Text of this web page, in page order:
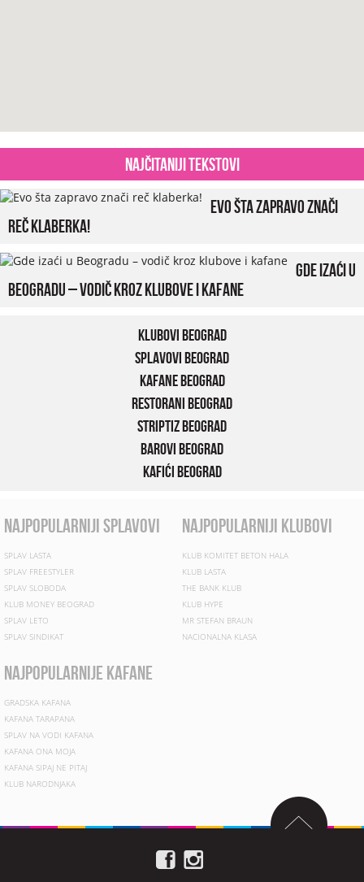
Najčitaniji tekstovi
Evo šta zapravo znači
reč klaberka!
Gde izaći u
Beogradu – vodič kroz klubove i kafane
Klubovi Beograd
Splavovi Beograd
Kafane Beograd
Restorani Beograd
Striptiz Beograd
Barovi Beograd
Kafići Beograd
najpopularniji splavovi
SPLAV LASTA
SPLAV FREESTYLER
SPLAV SLOBODA
KLUB MONEY BEOGRAD
SPLAV LETO
SPLAV SINDIKAT
najpopularniji klubovi
KLUB KOMITET BETON HALA
KLUB LASTA
THE BANK KLUB
KLUB HYPE
MR STEFAN BRAUN
NACIONALNA KLASA
najpopularnije kafane
GRADSKA KAFANA
KAFANA TARAPANA
SPLAV NA VODI KAFANA
KAFANA ONA MOJA
KAFANA SIPAJ NE PITAJ
KLUB NARODNJAKA